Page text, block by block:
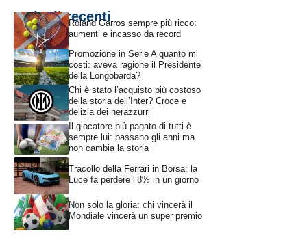
Articoli recentiRoland Garros sempre più ricco:
aumenti e incasso da record
Promozione in Serie A quanto mi
costi: aveva ragione il Presidente
della Longobarda?
Chi è stato l’acquisto più costoso
della storia dell’Inter? Croce e
delizia dei nerazzurri
Il giocatore più pagato di tutti è
sempre lui: passano gli anni ma
non cambia la storia
Tracollo della Ferrari in Borsa: la
Luce fa perdere l’8% in un giorno
Non solo la gloria: chi vincerà il
Mondiale vincerà un super premio